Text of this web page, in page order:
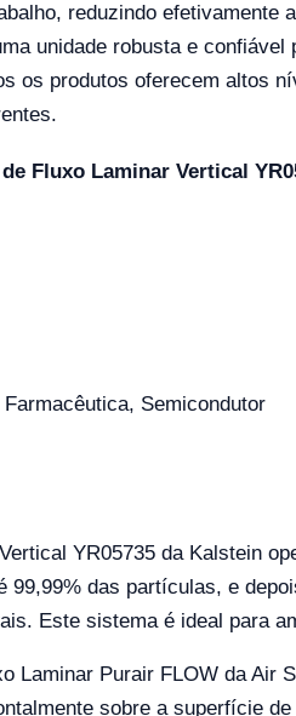
reduzindo
unidade robusta e
os produtos oferecem altos
Fluxo Laminar Vertical
Semicondutor
YR05735 da Kalstein
99,99% das partículas, e
Este sistema é ideal para
Laminar Purair FLOW da
sobre a superfície